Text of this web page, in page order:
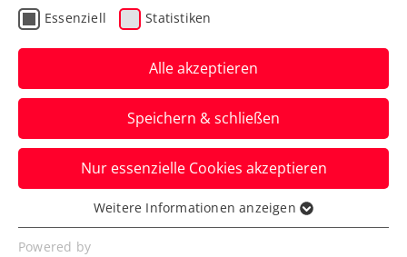
Erste Bank Open:
Erler/Miedler nach Krimi
vor 2. Wien-Triumph
Österreichs Spitzendoppel steht nach
zwei abgewehrten Matchbällen im Finale
des ATP-500-Turniers.
Verfasst von: Manuel Wachta, 26.10.2024
Essenziell Statistiken
Alle akzeptieren
Speichern & schließen
Nur essenzielle Cookies akzeptieren
Essenziell
Essenzielle Cookies werden für grundlegende
Weitere Informationen anzeigen
Powered by